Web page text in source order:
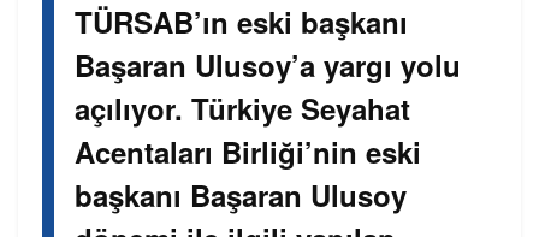
TÜRSAB’ın eski başkanı
Başaran Ulusoy’a yargı yolu
açılıyor. Türkiye Seyahat
Acentaları Birliği’nin eski
başkanı Başaran Ulusoy